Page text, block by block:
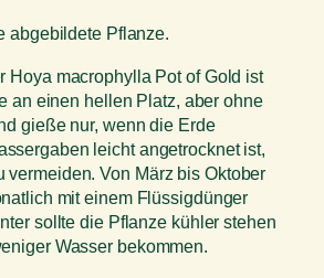
abgebildete Pflanze.
Hoya macrophylla Pot of Gold ist
an einen hellen Platz, aber ohne
gieße nur, wenn die Erde
leicht angetrocknet ist,
vermeiden. Von März bis Oktober
mit einem Flüssigdünger
sollte die Pflanze kühler stehen
Wasser bekommen.